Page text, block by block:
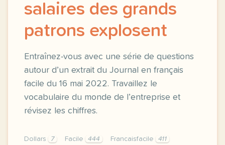
salaires des grands
patrons explosent
Entraînez-vous avec une série de questions
autour d’un extrait du Journal en français
facile du 16 mai 2022. Travaillez le
vocabulaire du monde de l’entreprise et
révisez les chiffres.
Dollars 7 Facile 444 Francaisfacile
411